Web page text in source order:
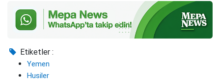
Etiketler :
Yemen
Husiler